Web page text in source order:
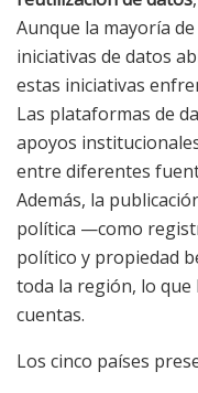
Aunque la mayoría
iniciativas de datos
estas iniciativas
Las plataformas de
apoyos
entre diferentes
Además, la
política —como
político y propiedad
toda la región, lo que
cuentas.
Los cinco países